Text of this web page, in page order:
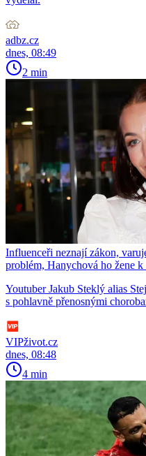
adbz.cz
dnes, 08:49
2 min
Influenceři neznají zákon,
problém, Hanychová ho žene k
Youtuber Jakub Steklý alias
s pohlavně přenosnými
VIPživot.cz
dnes, 08:48
4 min